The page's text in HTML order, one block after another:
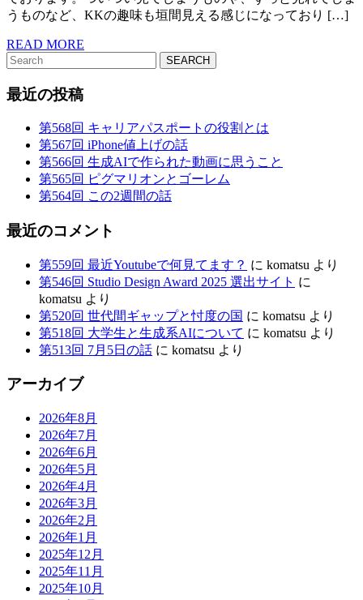
うものなど、KKの趣味も垣間見える感じになっており […]
READ MORE
Search
for:
最近の投稿
第568回 キャリアパスポートの役割とは
第567回 iPhone値上げの話
第566回 生成AIで作られた動画に思うこと
第565回 ピグマリオンとゴーレム
第564回 この2週間の話
最近のコメント
第559回 最近Youtubeで何見てます？ に komatsu より
第546回 Studio Design Award 2025 選出サイト に
komatsu より
第520回 世代間ギャップと忖度の国 に komatsu より
第518回 大学生と生成系AIについて に komatsu より
第513回 7月5日の話 に komatsu より
アーカイブ
2026年8月
2026年7月
2026年6月
2026年5月
2026年4月
2026年3月
2026年2月
2026年1月
2025年12月
2025年11月
2025年10月